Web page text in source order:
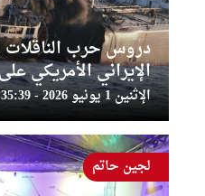
دروس حرب الناقلات
الإيراني الأمريكي
الإثنين 1 يونيو 2026 - 10:35:39
لجين حاتم